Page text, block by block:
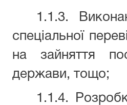
1.1.3.
спеціальної
на зайняття
держави, тощо;
1.1.4.